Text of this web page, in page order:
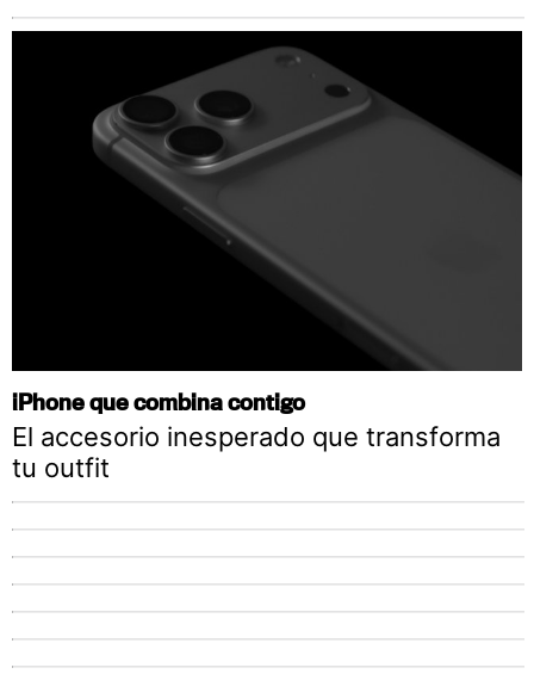
iPhone que combina contigo
El accesorio inesperado que transforma
tu outfit